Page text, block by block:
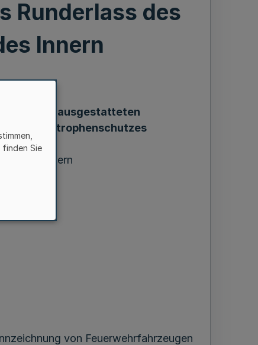
Runderlass des
Innern
ausgestatteten
des Katastrophenschutzes
des Innern
von Feuerwehrfahrzeugen
finden Sie